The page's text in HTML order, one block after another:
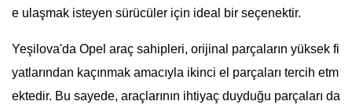
e ulaşmak isteyen sürücüler için ideal bir seçenektir.
Yeşilova'da Opel araç sahipleri, orijinal parçaların yüksek fi
yatlarından kaçınmak amacıyla ikinci el parçaları tercih etm
ektedir. Bu sayede, araçlarının ihtiyaç duyduğu parçaları da